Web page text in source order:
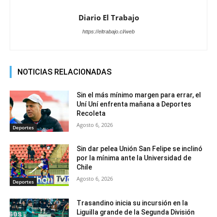
Diario El Trabajo
https://eltrabajo.cl/web
NOTICIAS RELACIONADAS
Deportes
Sin el más mínimo margen para errar, el
Uní Uní enfrenta mañana a Deportes
Recoleta
Agosto 6, 2026
Deportes
Sin dar pelea Unión San Felipe se inclinó
por la mínima ante la Universidad de
Chile
Agosto 6, 2026
Trasandino inicia su incursión en la
Liguilla grande de la Segunda División